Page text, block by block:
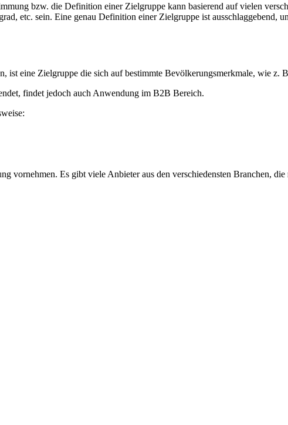
bzw. die Definition einer Zielgruppe kann basierend auf vielen
etc. sein. Eine genau Definition einer Zielgruppe ist ausschlaggebend,
ist eine Zielgruppe die sich auf bestimmte Bevölkerungsmerkmale, wie z.
findet jedoch auch Anwendung im B2B Bereich.
vornehmen. Es gibt viele Anbieter aus den verschiedensten Branchen,